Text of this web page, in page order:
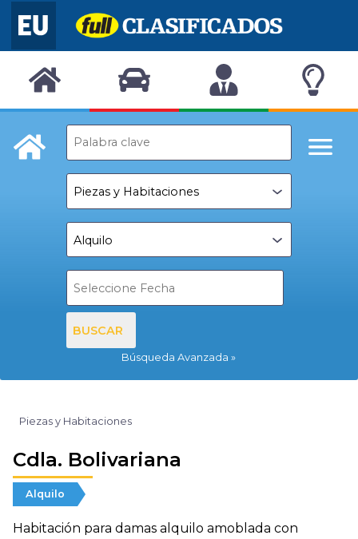
BUSCAR
Búsqueda Avanzada
Piezas y Habitaciones
Cdla. Bolivariana
Alquilo
Habitación para damas alquilo amoblada con